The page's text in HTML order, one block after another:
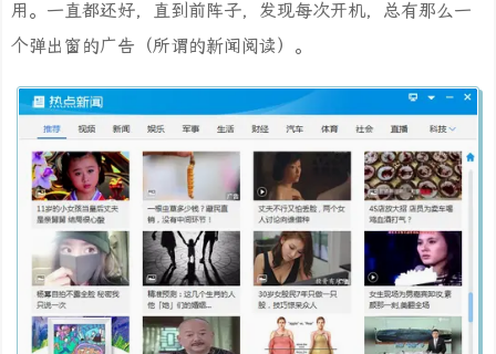
用。一直都还好，直到前阵子，发现每次开机，总有那么一
个弹出窗的广告（所谓的新闻阅读）。